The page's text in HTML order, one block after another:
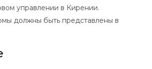
управлении в Кирении.
должны быть представлены в